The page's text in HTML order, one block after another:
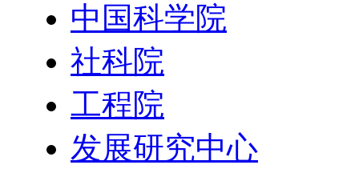
中国科学院
社科院
工程院
发展研究中心